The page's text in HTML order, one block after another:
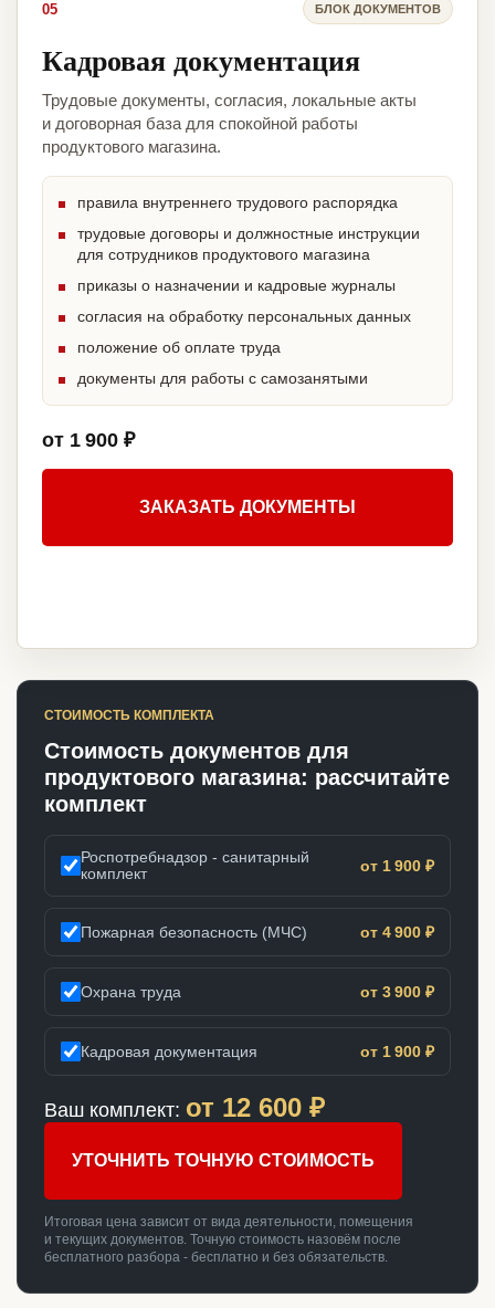
05 БЛОК ДОКУМЕНТОВ
Кадровая документация
Трудовые документы, согласия, локальные акты
и договорная база для спокойной работы
продуктового магазина.
правила внутреннего трудового распорядка
трудовые договоры и должностные инструкции
для сотрудников продуктового магазина
приказы о назначении и кадровые журналы
согласия на обработку персональных данных
положение об оплате труда
документы для работы с самозанятыми
от 1 900 ₽
ЗАКАЗАТЬ ДОКУМЕНТЫ
СТОИМОСТЬ КОМПЛЕКТА
Стоимость документов для
продуктового магазина: рассчитайте
комплект
Роспотребнадзор - санитарный
комплект
от 1 900 ₽
Пожарная безопасность (МЧС) от 4 900 ₽
Охрана труда от 3 900 ₽
Кадровая документация от 1 900 ₽
Ваш комплект: от 12 600 ₽
УТОЧНИТЬ ТОЧНУЮ СТОИМОСТЬ
Итоговая цена зависит от вида деятельности, помещения
и текущих документов. Точную стоимость назовём после
бесплатного разбора - бесплатно и без обязательств.